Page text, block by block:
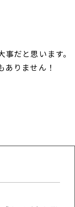
だと思います。
りません！